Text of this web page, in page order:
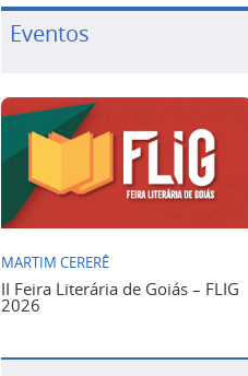
Eventos
MARTIM CERERÊ
II Feira Literária de Goiás – FLIG
2026